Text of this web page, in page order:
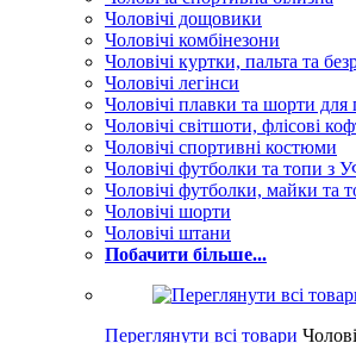
Чоловічі дощовики
Чоловічі комбінезони
Чоловічі куртки, пальта та
Чоловічі легінси
Чоловічі плавки та шорти для
Чоловічі світшоти, флісові
Чоловічі спортивні костюми
Чоловічі футболки та топи з
Чоловічі футболки, майки та
Чоловічі шорти
Чоловічі штани
Побачити більше...
Переглянути всі товари